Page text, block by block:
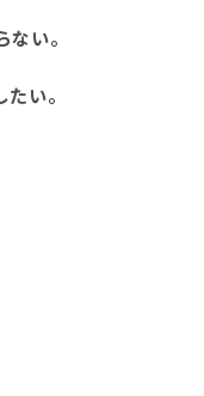
い。
い。